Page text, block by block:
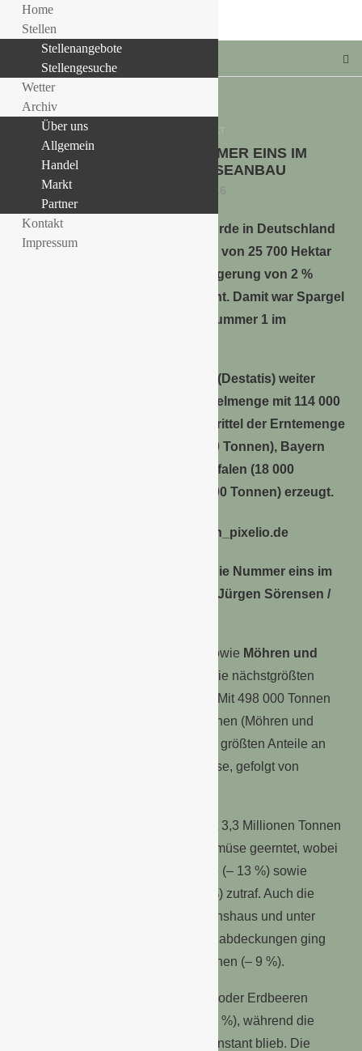
SPARGEL IST DIE NUMMER EINS IM
DEUTSCHEN GEMÜSEANBAU
29. Februar 2016
Im Jahr 2015 wurde in Deutschland
auf einer Fläche von 25 700 Hektar
Spargel angebaut, was einer Steigerung von 2 %
gegenüber dem Vorjahr entspricht. Damit war Spargel
im Jahr 2015 flächenmäßig die Nummer 1 im
Wie das Statistische Bundesamt (Destatis) weiter
mitteilt, blieb die geerntete Spargelmenge mit 114 000
Tonnen nahezu konstant. Zwei Drittel der Erntemenge
wurden in Niedersachsen (25 200 Tonnen), Bayern
(18 400 Tonnen), Nordrhein-Westfalen (18 000
Tonnen) und Brandenburg (15 300 Tonnen) erzeugt.
Spargelernte: 2015 war Spargel die Nummer eins im
deutschen Gemüseanbau (Foto: Jürgen Sörensen /
(11 100 Hektar) sowie Möhren und
(9 600 Hektar) belegten die nächstgrößten
Gemüseanbauflächen im Freiland. Mit 498 000 Tonnen
(Speisezwiebeln) und 527 000 Tonnen (Möhren und
Karotten) hatten sie gleichzeitig die größten Anteile an
der Erntemenge von Freilandgemüse, gefolgt von
Im Vergleich zum Vorjahr wurde mit 3,3 Millionen Tonnen
insgesamt 7 % weniger Freilandgemüse geerntet, wobei
dies insbesondere auf Kohlgemüse (– 13 %) sowie
Wurzel- und Knollengemüse (– 6 %) zutraf. Auch die
Erzeugung von Gemüse im Gewächshaus und unter
anderen hohen begehbaren Schutzabdeckungen ging
2015 zurück, auf etwa 146 000 Tonnen (– 9 %).
Die Zahl der Betriebe, die Gemüse oder Erdbeeren
anbauten, sank 2015 auf 7 200 (– 5 %), während die
Anbaufläche mit 135 000 Hektar konstant blieb. Die
Home
Stellen
Stellenangebote
Stellengesuche
Wetter
Archiv
Über uns
Allgemein
Handel
Markt
Partner
Kontakt
Impressum